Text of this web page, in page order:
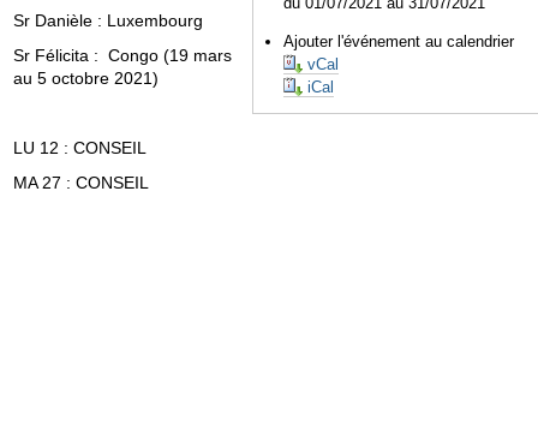
Ajouter l'événement au calendrier
vCal
iCal
Sr Danièle : Luxembourg
Sr Félicita : Congo (19 mars
au 5 octobre 2021)
LU 12 : CONSEIL
MA 27 : CONSEIL